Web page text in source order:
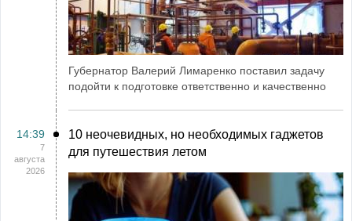
Губернатор Валерий Лимаренко поставил задачу
подойти к подготовке ответственно и качественно
14:39
7
августа
2026
10 неочевидных, но необходимых гаджетов
для путешествия летом